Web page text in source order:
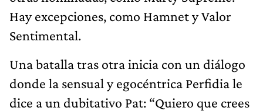
Hay excepciones, como Hamnet y Valor
Sentimental.
Una batalla tras otra inicia con un diálogo
donde la sensual y egocéntrica Perfidia le
dice a un dubitativo Pat: “Quiero que crees